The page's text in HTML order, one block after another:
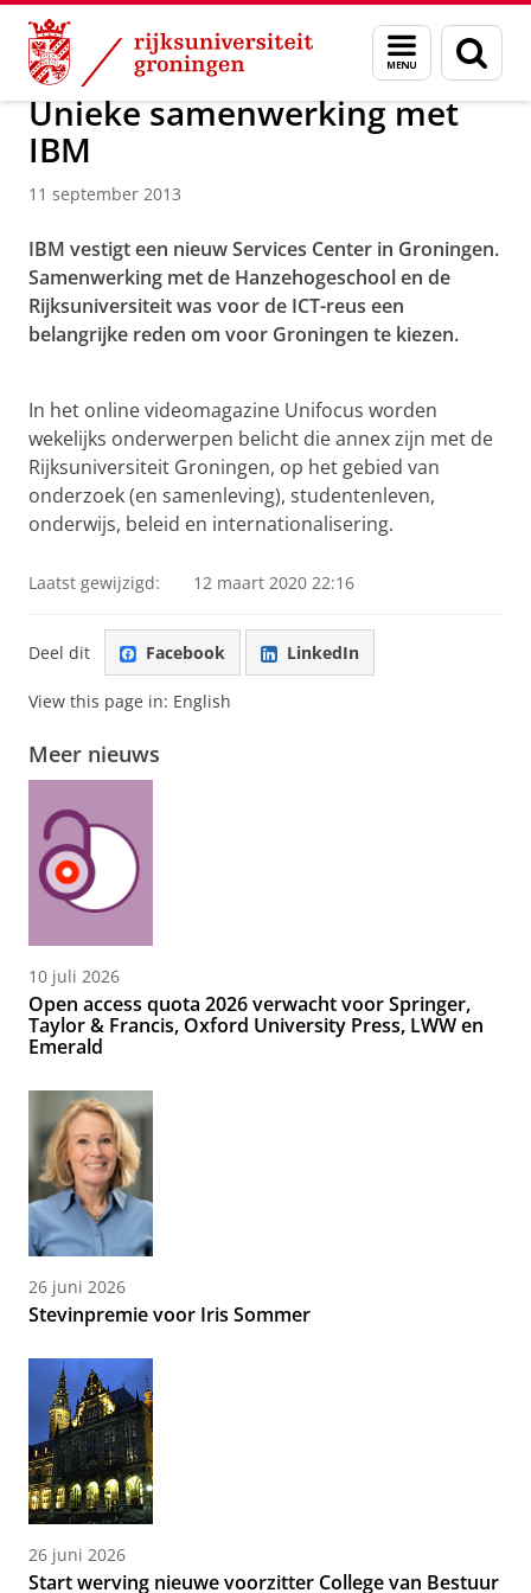
Skip
Content
Skip
Navigation
Menu
en
zoeken
Over ons
Unieke samenwerking met
IBM
11 september 2013
IBM vestigt een nieuw Services Center in Groningen.
Samenwerking met de Hanzehogeschool en de
Rijksuniversiteit was voor de ICT-reus een
belangrijke reden om voor Groningen te kiezen.
In het online videomagazine Unifocus worden
wekelijks onderwerpen belicht die annex zijn met de
Rijksuniversiteit Groningen, op het gebied van
onderzoek (en samenleving), studentenleven,
onderwijs, beleid en internationalisering.
Laatst gewijzigd: 12 maart 2020 22:16
Deel dit Facebook LinkedIn
View this page in: English
Meer nieuws
10 juli 2026
Open access quota 2026 verwacht voor Springer,
Taylor & Francis, Oxford University Press, LWW en
Emerald
26 juni 2026
Stevinpremie voor Iris Sommer
26 juni 2026
Start werving nieuwe voorzitter College van Bestuur